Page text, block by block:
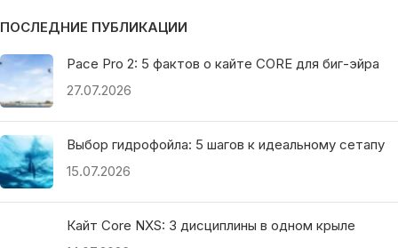
ПОСЛЕДНИЕ ПУБЛИКАЦИИ
Pace Pro 2: 5 фактов о кайте CORE для биг-эйра
27.07.2026
Выбор гидрофойла: 5 шагов к идеальному сетапу
15.07.2026
Кайт Core NXS: 3 дисциплины в одном крыле